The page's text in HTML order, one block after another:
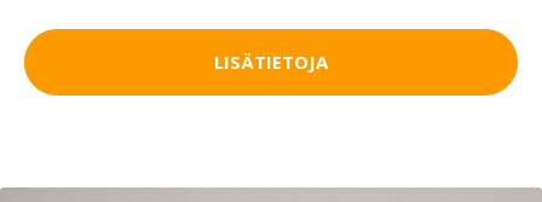
LISÄTIETOJA